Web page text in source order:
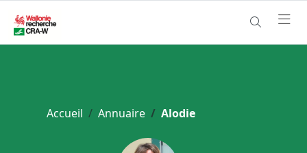
Accueil Annuaire Alodie